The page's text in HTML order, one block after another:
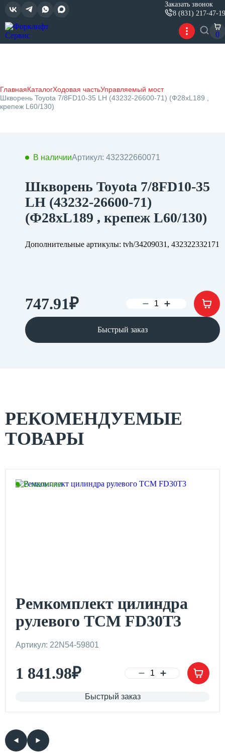
Заказать звонок
8 (831) 217-47-19
0
ГлавнаяКаталогХодовая частьУправляемый мост
Шкворень Toyota 7/8FD10-35 LH (43232-26600-71) (Ф28хL189 ,
крепеж L60/130)
В наличииАртикул: 432322660071
Шкворень Toyota 7/8FD10-35
LH (43232-26600-71)
(Ф28хL189 , крепеж L60/130)
Дополнительные артикулы: tvh/34209031, 432322332171
747.91₽
Быстрый заказ
РЕКОМЕНДУЕМЫЕ
ТОВАРЫ
В наличии
Ремкомплект цилиндра
рулевого TCM FD30T3
Артикул: 22N54-59801
1 841.98₽
Быстрый заказ